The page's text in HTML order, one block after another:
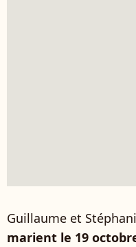
Guillaume et
marient le 19